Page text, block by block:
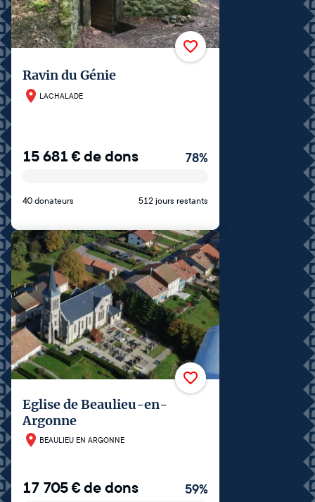
Ravin du Génie
LACHALADE
15 681€de dons 78%
40 donateurs 512 jours restants
Eglise de Beaulieu-en-
Argonne
BEAULIEU EN ARGONNE
17 705€de dons 59%